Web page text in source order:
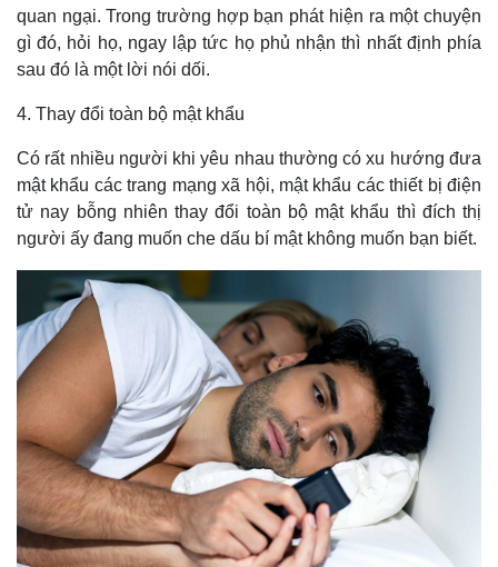
Thế giới
Quan sát
Cuộc sống đó đây
Hồ sơ
Multimedia
Video
Ảnh
E-Magazine
Infographic
quan ngại. Trong trường hợp bạn phát hiện ra một chuyện
gì đó, hỏi họ, ngay lập tức họ phủ nhận thì nhất định phía
sau đó là một lời nói dối.
4. Thay đổi toàn bộ mật khẩu
Có rất nhiều người khi yêu nhau thường có xu hướng đưa
mật khẩu các trang mạng xã hội, mật khẩu các thiết bị điện
tử nay bỗng nhiên thay đổi toàn bộ mật khẩu thì đích thị
người ấy đang muốn che dấu bí mật không muốn bạn biết.